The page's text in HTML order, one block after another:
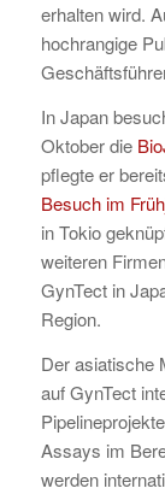
erhalten wird.
hochrangige
In Japan
Oktober die
pflegte er
Besuch im
in Tokio
weiteren
GynTect in
Region.
Der asiatische
auf GynTect
Assays im
werden